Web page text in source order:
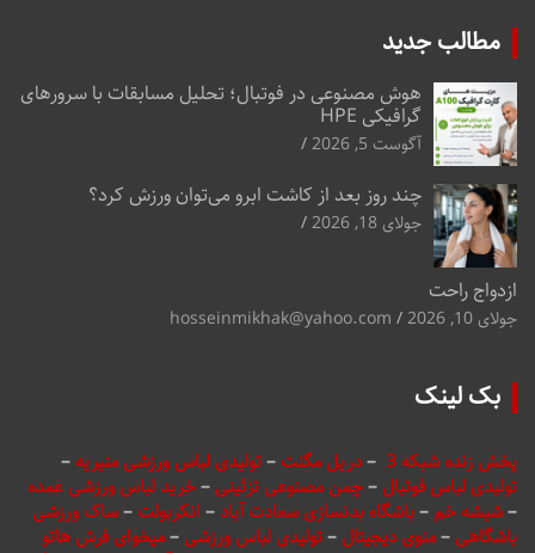
مطالب جدید
هوش مصنوعی در فوتبال؛ تحلیل مسابقات با سرورهای
گرافیکی HPE
آگوست 5, 2026
چند روز بعد از کاشت ابرو می‌توان ورزش کرد؟
جولای 18, 2026
ازدواج راحت
جولای 10, 2026 hosseinmikhak@yahoo.com
بک لینک
پخش زنده شبکه 3 –دریل مگنت–تولیدی لباس ورزشی منیریه–
تولیدی لباس فوتبال –چمن مصنوعی تزئینی –خرید لباس ورزشی عمده
–شیشه خم–باشگاه بدنسازی سعادت آباد – انکربولت–ساک ورزشی
باشگاهی –منوی دیجیتال –تولیدی لباس ورزشی –میخوای فرش هاتو